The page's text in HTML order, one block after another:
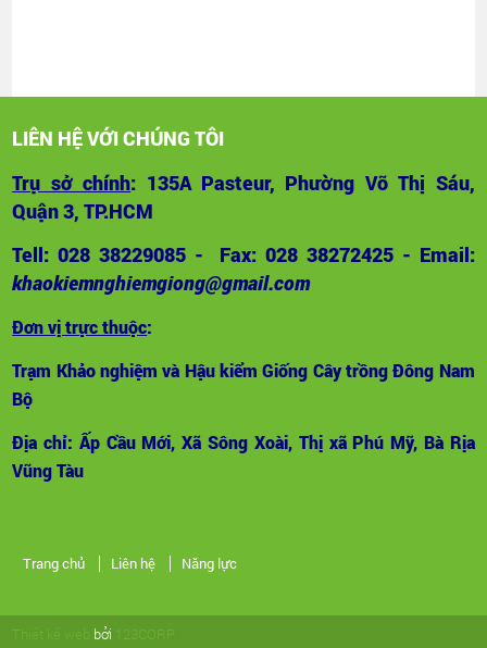
LIÊN HỆ VỚI CHÚNG TÔI
Trụ sở chính: 135A Pasteur, Phường Võ Thị Sáu,
Quận 3, TP.HCM
Tell: 028 38229085 - Fax: 028 38272425 - Email:
khaokiemnghiemgiong@gmail.com
Đơn vị trực thuộc:
Trạm Khảo nghiệm và Hậu kiểm Giống Cây trồng Đông Nam
Bộ
Địa chỉ: Ấp Cầu Mới, Xã Sông Xoài, Thị xã Phú Mỹ, Bà Rịa
Vũng Tàu
Trang chủ Liên hệ Năng lực
bởi